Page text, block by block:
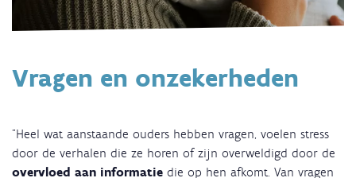
Vragen en onzekerheden
"Heel wat aanstaande ouders hebben vragen, voelen stress
door de verhalen die ze horen of zijn overweldigd door de
overvloed aan informatie die op hen afkomt. Van vragen